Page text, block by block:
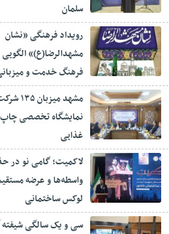
سلمان
رویداد فرهنگی «نشان
مشهدالرضا(ع)» الگویی
فرهنگ خدمت و
مشهد
نمایشگاه تخصصی چاپ
غذایی
لاکمیت؛ گامی نو در
واسطه‌ها و عرضه
لوکس ساختمانی
سی و یک سالگی شیفته